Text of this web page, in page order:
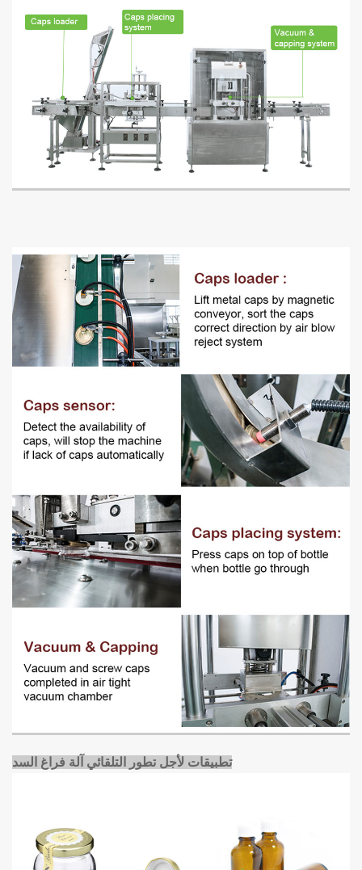
تطبيقات لأجل تطور التلقائي آلة فراغ السد